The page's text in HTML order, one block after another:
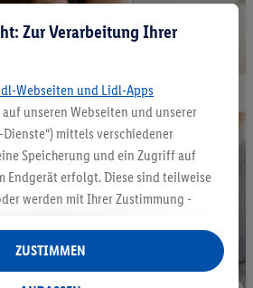
Zur Verarbeitung Ihrer
Webseiten und Lidl-Apps
unseren Webseiten und unserer
mittels verschiedener
Speicherung und ein Zugriff auf
erfolgt. Diese sind teilweise
werden mit Ihrer Zustimmung -
mit dem IAB TCF
ZUSTIMMEN